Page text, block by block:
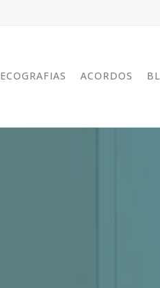
ECOGRAFIAS ACORDOS